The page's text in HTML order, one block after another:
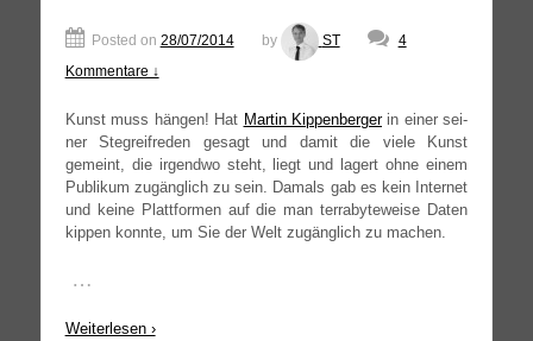
Posted on 28/07/2014 by ST
4
Kommentare ↓
Kunst muss hän­gen! Hat Mar­tin Kip­pen­ber­gerin einer sei­
ner Steg­reif­re­den gesagt und damit die vie­le Kunst
gemeint, die irgend­wo steht, liegt und lagert ohne einem
Publi­kum zugäng­lich zu sein. Damals gab es kein Inter­net
und kei­ne Platt­for­men auf die man ter­ra­byte­wei­se Daten
kip­pen konn­te, um Sie der Welt zugäng­lich zu machen.
…
Wei­ter­le­sen ›